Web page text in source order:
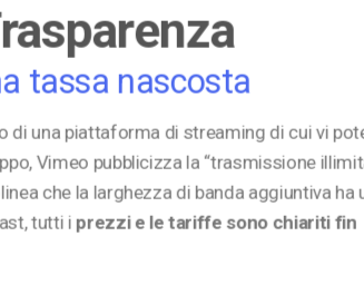
tassa nascosta
di una piattaforma di streaming di cui vi
Vimeo pubblicizza la “trasmissione
che la larghezza di banda aggiuntiva ha
tutti iprezzi e le tariffe sono chiariti fin